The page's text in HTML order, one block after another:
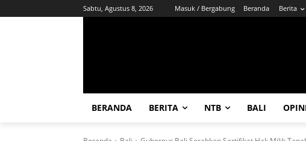
Sabtu, Agustus 8, 2026 Masuk / Bergabung Beranda Berita
BERANDA BERITA NTB BALI